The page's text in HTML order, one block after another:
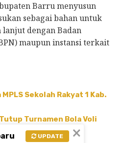
Barru menyusun
sebagai bahan untuk
dengan Badan
maupun instansi terkait
Sekolah Rakyat 1 Kab.
Turnamen Bola Voli
×
UPDATE